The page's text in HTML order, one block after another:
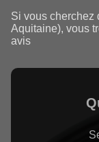
Si vous cherchez
Aquitaine), vous
avis